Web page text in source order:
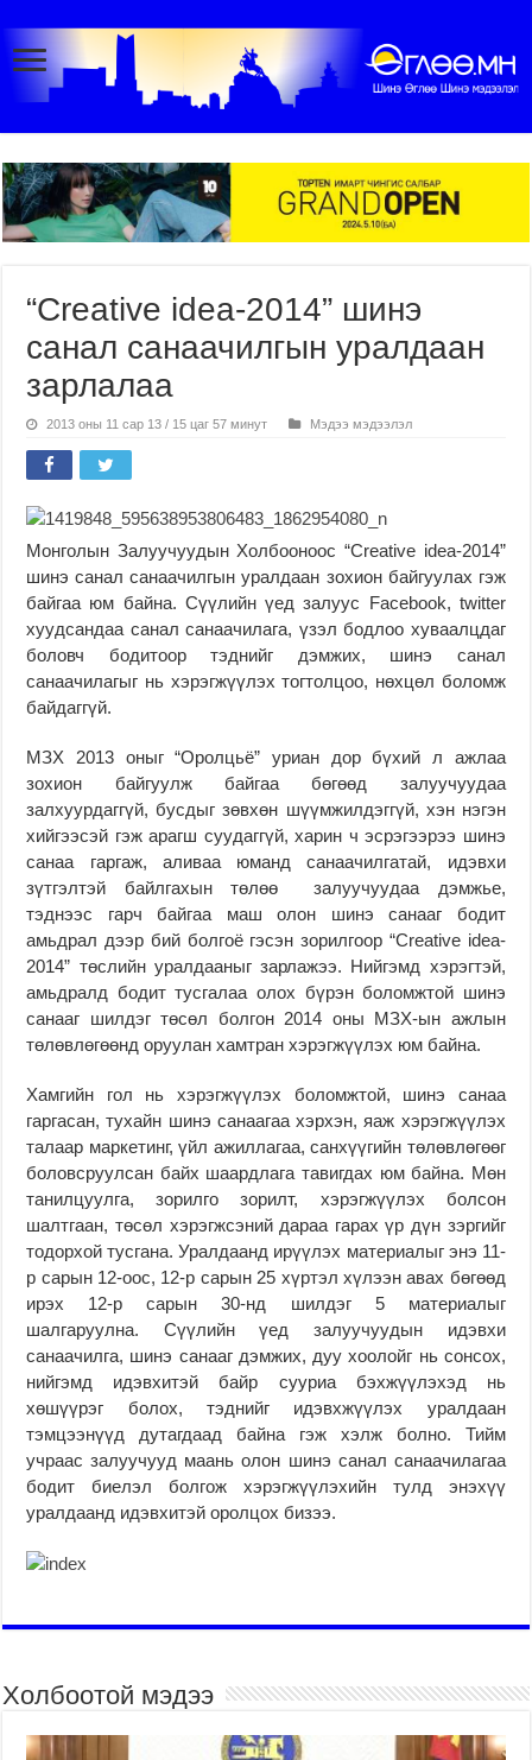
“Creative idea-2014” шинэ
санал санаачилгын уралдаан
зарлалаа
2013 оны 11 сар 13 / 15 цаг 57 минут Мэдээ мэдээлэл
Монголын Залуучуудын Холбооноос “Creative idea-2014”
шинэ санал санаачилгын уралдаан зохион байгуулах гэж
байгаа юм байна. Сүүлийн үед залуус Facebook, twitter
хуудсандаа санал санаачилага, үзэл бодлоо хуваалцдаг
боловч бодитоор тэднийг дэмжих, шинэ санал
санаачилагыг нь хэрэгжүүлэх тогтолцоо, нөхцөл боломж
байдаггүй.
МЗХ 2013 оныг “Оролцьё” уриан дор бүхий л ажлаа
зохион байгуулж байгаа бөгөөд залуучуудаа
залхуурдаггүй, бусдыг зөвхөн шүүмжилдэггүй, хэн нэгэн
хийгээсэй гэж арагш суудаггүй, харин ч эсрэгээрээ шинэ
санаа гаргаж, аливаа юманд санаачилгатай, идэвхи
зүтгэлтэй байлгахын төлөө залуучуудаа дэмжье,
тэднээс гарч байгаа маш олон шинэ санааг бодит
амьдрал дээр бий болгоё гэсэн зорилгоор “Creative idea-
2014” төслийн уралдааныг зарлажээ. Нийгэмд хэрэгтэй,
амьдралд бодит тусгалаа олох бүрэн боломжтой шинэ
санааг шилдэг төсөл болгон 2014 оны МЗХ-ын ажлын
төлөвлөгөөнд оруулан хамтран хэрэгжүүлэх юм байна.
Хамгийн гол нь хэрэгжүүлэх боломжтой, шинэ санаа
гаргасан, тухайн шинэ санаагаа хэрхэн, яаж хэрэгжүүлэх
талаар маркетинг, үйл ажиллагаа, санхүүгийн төлөвлөгөөг
боловсруулсан байх шаардлага тавигдах юм байна. Мөн
танилцуулга, зорилго зорилт, хэрэгжүүлэх болсон
шалтгаан, төсөл хэрэгжсэний дараа гарах үр дүн зэргийг
тодорхой тусгана. Уралдаанд ирүүлэх материалыг энэ 11-
р сарын 12-оос, 12-р сарын 25 хүртэл хүлээн авах бөгөөд
ирэх 12-р сарын 30-нд шилдэг 5 материалыг
шалгаруулна. Сүүлийн үед залуучуудын идэвхи
санаачилга, шинэ санааг дэмжих, дуу хоолойг нь сонсох,
нийгэмд идэвхитэй байр сууриа бэхжүүлэхэд нь
хөшүүрэг болох, тэднийг идэвхжүүлэх уралдаан
тэмцээнүүд дутагдаад байна гэж хэлж болно. Тийм
учраас залуучууд маань олон шинэ санал санаачилагаа
бодит биелэл болгож хэрэгжүүлэхийн тулд энэхүү
уралдаанд идэвхитэй оролцох бизээ.
Холбоотой мэдээ